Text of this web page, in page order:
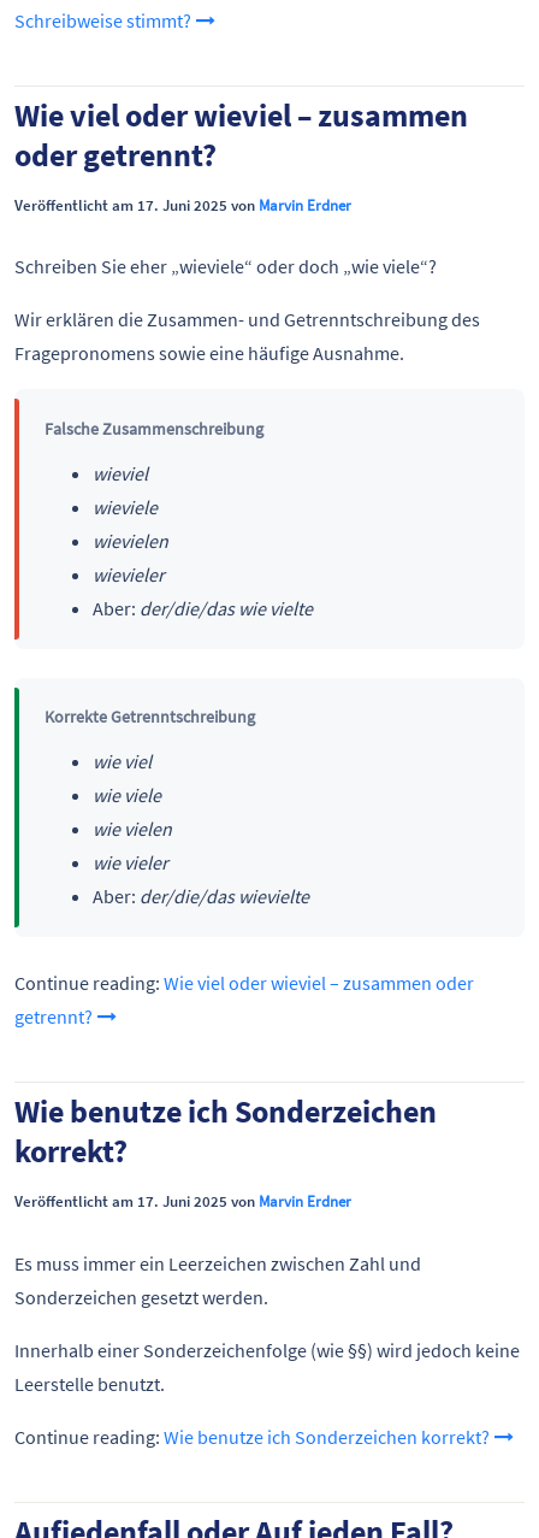
Schreibweise stimmt?
Wie viel oder wieviel – zusammen
oder getrennt?
Veröffentlicht am 17. Juni 2025 von Marvin Erdner
Schreiben Sie eher „wieviele“ oder doch „wie viele“?
Wir erklären die Zusammen- und Getrenntschreibung des
Fragepronomens sowie eine häufige Ausnahme.
Falsche Zusammenschreibung
wieviel
wieviele
wievielen
wievieler
Aber: der/die/das wie vielte
Korrekte Getrenntschreibung
wie viel
wie viele
wie vielen
wie vieler
Aber: der/die/das wievielte
Continue reading: Wie viel oder wieviel – zusammen oder
getrennt?
Wie benutze ich Sonderzeichen
korrekt?
Veröffentlicht am 17. Juni 2025 von Marvin Erdner
Es muss immer ein Leerzeichen zwischen Zahl und
Sonderzeichen gesetzt werden.
Innerhalb einer Sonderzeichenfolge (wie §§) wird jedoch keine
Leerstelle benutzt.
Continue reading: Wie benutze ich Sonderzeichen korrekt?